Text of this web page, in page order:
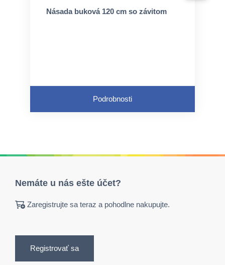
Násada buková 120 cm so závitom
Podrobnosti
Nemáte u nás ešte účet?
Zaregistrujte sa teraz a pohodlne nakupujte.
Registrovať sa